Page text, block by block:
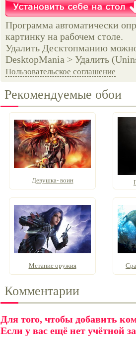
Программа автоматически
картинку на рабочем столе.
Удалить Десктопманию
DesktopMania > Удалить
Пользовательское соглашение
Рекомендуемые обои
Девушка- воин
Метание оружия
Комментарии
Для того, чтобы добавить
Если у вас ещё нет учётной